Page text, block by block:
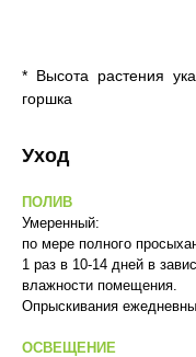
* Высота растения
горшка
Уход
ПОЛИВ
Умеренный:
по мере полного
1 раз в 10-14 дней в
влажности помещения.
Опрыскивания
ОСВЕЩЕНИЕ